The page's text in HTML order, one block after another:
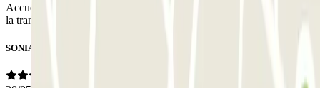
Accueil étonnant par un employé irascible mais qui n’a pas entaché
la tranquillité de poser sa voiture en sécurité pendant le séjour.
SONIA